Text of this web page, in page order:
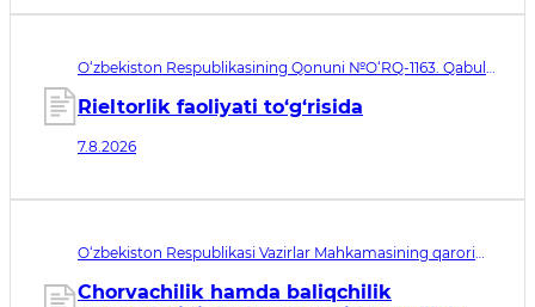
O‘zbekiston Respublikasining Qonuni №O‘RQ-1163. Qabul
Rieltorlik faoliyati to‘g‘risida
7.8.2026
O‘zbekiston Respublikasi Vazirlar Mahkamasining qarori
sanasi 07.08.2026
Chorvachilik hamda baliqchilik